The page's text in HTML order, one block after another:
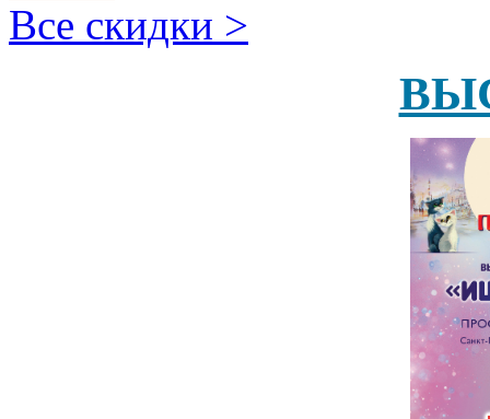
Все скидки >